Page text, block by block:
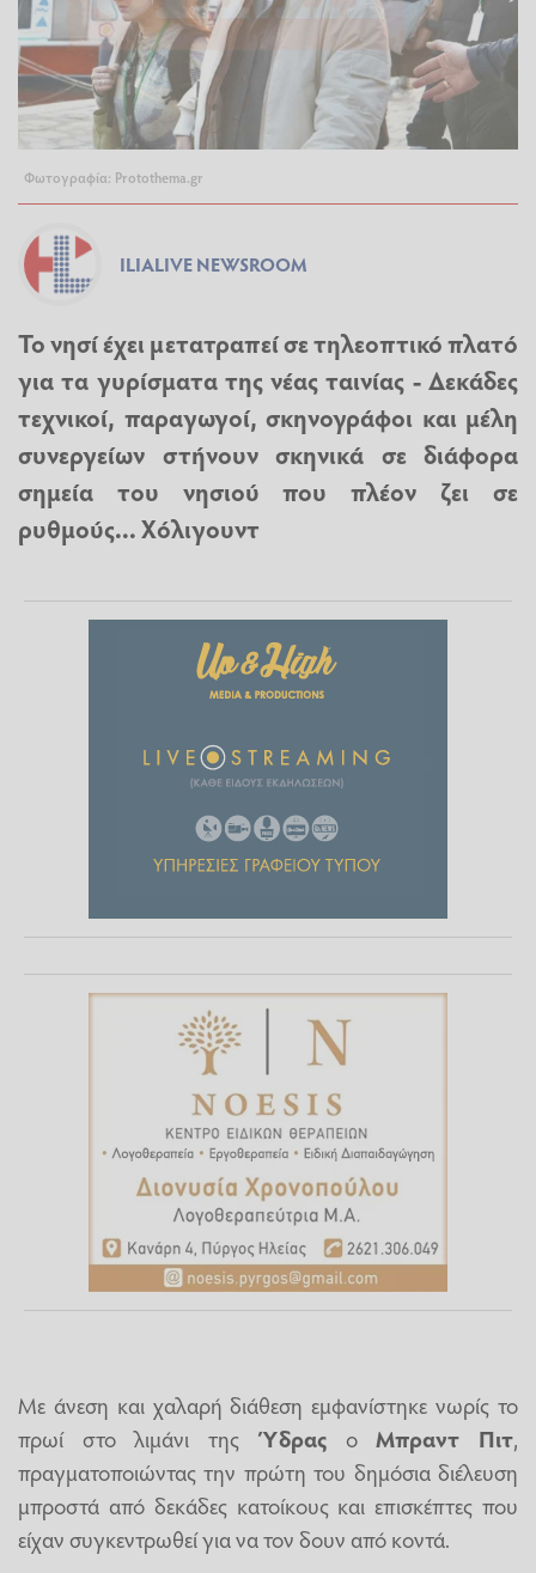
Φωτογραφία: Protothema.gr
ILIALIVE NEWSROOM
Το νησί έχει μετατραπεί σε τηλεοπτικό πλατό
για τα γυρίσματα της νέας ταινίας - Δεκάδες
τεχνικοί, παραγωγοί, σκηνογράφοι και μέλη
συνεργείων στήνουν σκηνικά σε διάφορα
σημεία του νησιού που πλέον ζει σε
ρυθμούς... Χόλιγουντ
Με άνεση και χαλαρή διάθεση εμφανίστηκε νωρίς το
πρωί στο λιμάνι της Ύδρας οΜπραντ Πιτ,
πραγματοποιώντας την πρώτη του δημόσια διέλευση
μπροστά από δεκάδες κατοίκους και επισκέπτες που
είχαν συγκεντρωθεί για να τον δουν από κοντά.